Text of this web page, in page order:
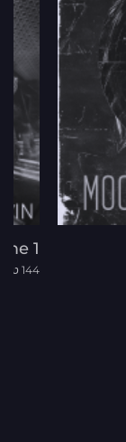
1
144 טראקים